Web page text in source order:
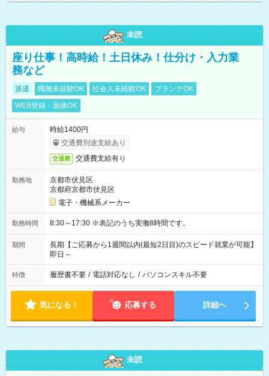
未読
座り仕事！高時給！土日休み！仕分け・入力業
務など
派遣 職種未経験OK 社会人未経験OK
ブランクOK
WEB登録・面接OK
給与
時給1400円
交通費別途支給あり
交通費 交通費支給有り
勤務地
京都市伏見区
京都府京都市伏見区
電子・機械系メーカー
勤務時間 8:30～17:30 ※表記のうち実働8時間です。
期間
長期【ご応募から1週間以内(最短2日目)のスピード就業が可能】
即日～
特徴 履歴書不要 / 電話対応なし / パソコンスキル不要
気になる！ 応募する 詳細へ
未読